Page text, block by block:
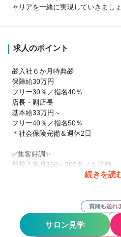
ャリアを一緒に実現していきまし
求人のポイント
🎁入社６か月特典🎁
保障給30万円
フリー30％／指名40％
店長・副店長
基本給33万円～
フリー40％／指名50％
＊社会保険完備＆週休2日
✅集客好調✨
新規入客月150～200名／１店舗
アシスタントも在籍
半個室完備
続きを読
サロン見学